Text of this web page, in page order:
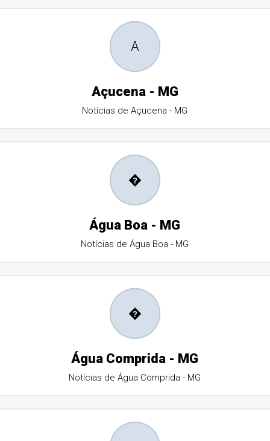
A
Açucena - MG
Notícias de Açucena - MG
�
Água Boa - MG
Notícias de Água Boa - MG
�
Água Comprida - MG
Notícias de Água Comprida - MG